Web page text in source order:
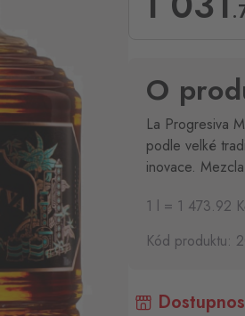
O
La Progresiva
podle velké
inovace.
1 l = 1 473.92
Kód produktu: